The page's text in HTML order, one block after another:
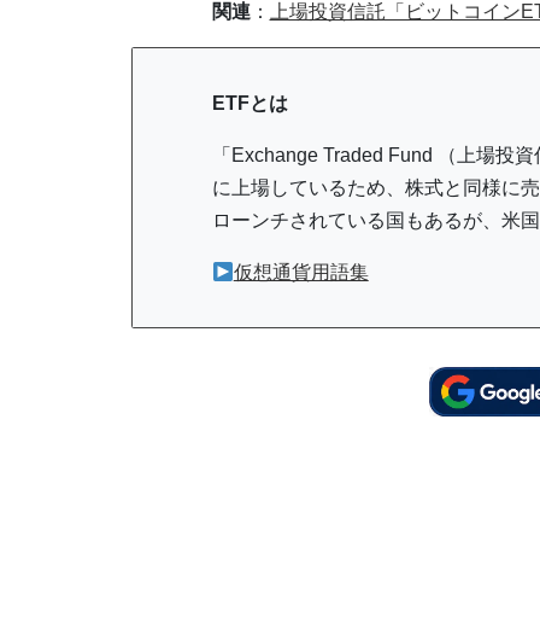
関連： 上場投資信託「ビットコイン
ETFとは
「Exchange Traded Fund （上場投
に上場しているため、株式と同様に
ローンチされている国もあるが、米
仮想通貨用語集